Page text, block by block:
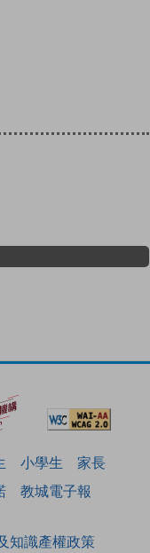
小學生
家長
教城電子報
知識產權政策